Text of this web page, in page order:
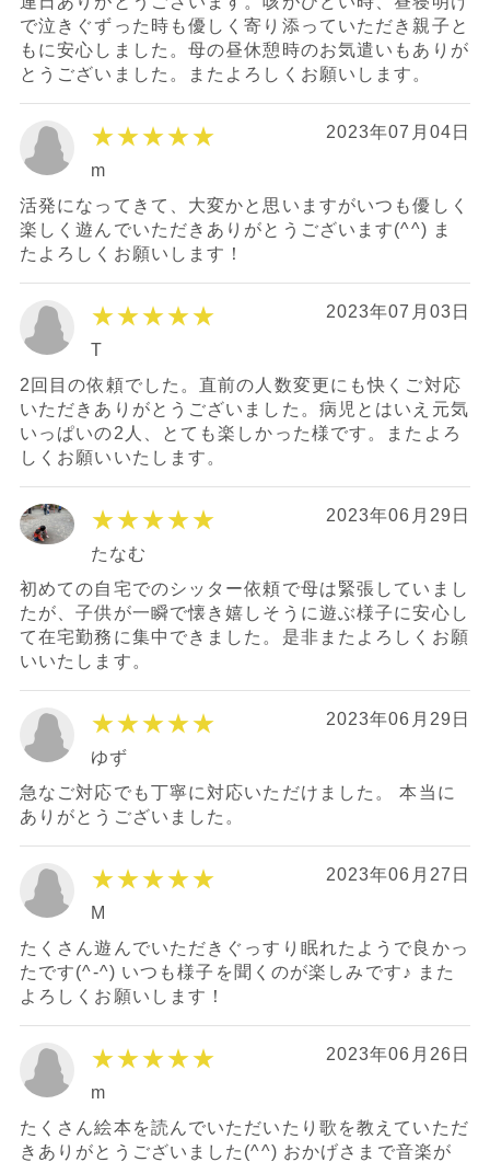
で泣きぐずった時も優しく寄り添っていただき親子と
もに安心しました。母の昼休憩時のお気遣いもありが
とうございました。またよろしくお願いします。
★★★★★ 2023年07月04日
m
活発になってきて、大変かと思いますがいつも優しく
楽しく遊んでいただきありがとうございます(^^) ま
たよろしくお願いします！
★★★★★ 2023年07月03日
T
2回目の依頼でした。直前の人数変更にも快くご対応
いただきありがとうございました。病児とはいえ元気
いっぱいの2人、とても楽しかった様です。またよろ
しくお願いいたします。
★★★★★ 2023年06月29日
たなむ
初めての自宅でのシッター依頼で母は緊張していまし
たが、子供が一瞬で懐き嬉しそうに遊ぶ様子に安心し
て在宅勤務に集中できました。是非またよろしくお願
いいたします。
★★★★★ 2023年06月29日
ゆず
急なご対応でも丁寧に対応いただけました。 本当に
ありがとうございました。
★★★★★ 2023年06月27日
M
たくさん遊んでいただきぐっすり眠れたようで良かっ
たです(^-^) いつも様子を聞くのが楽しみです♪ また
よろしくお願いします！
★★★★★ 2023年06月26日
m
たくさん絵本を読んでいただいたり歌を教えていただ
きありがとうございました(^^) おかげさまで音楽が